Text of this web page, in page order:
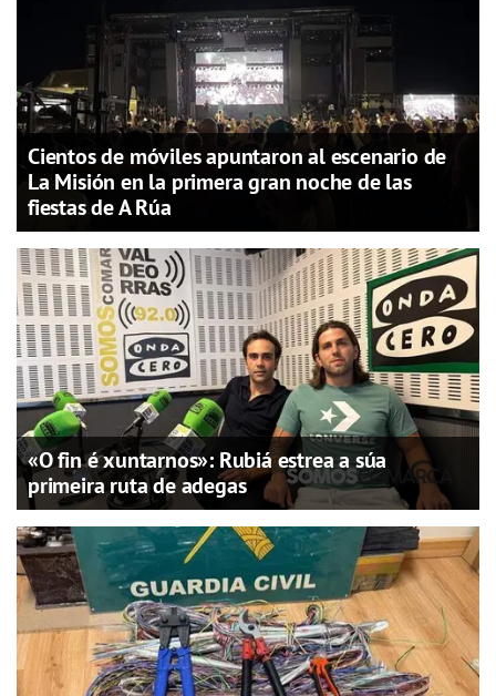
Cientos de móviles apuntaron al escenario de
La Misión en la primera gran noche de las
fiestas de A Rúa
«O fin é xuntarnos»: Rubiá estrea a súa
primeira ruta de adegas